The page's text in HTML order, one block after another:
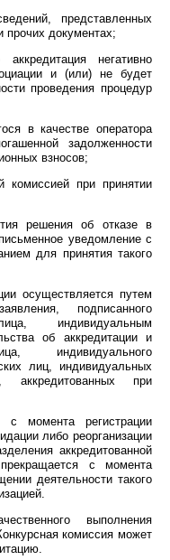
представленных
прочих документах;
негативно
и (или) не будет
проведения процедур
в качестве оператора
задолженности
взносов;
комиссией при принятии
решения об отказе в
уведомление с
для принятия такого
осуществляется путем
подписанного
индивидуальным
об аккредитации и
индивидуального
лиц, индивидуальных
аккредитованных при
с момента регистрации
либо реорганизации
аккредитованной
прекращается с момента
деятельности такого
выполнения
комиссия может